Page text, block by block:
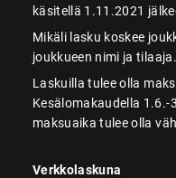
käsitellä 1.11.2021
Mikäli lasku koskee
joukkueen nimi ja
Laskuilla tulee olla
Kesälomakaudella
maksuaika tulee olla
Verkkolaskuna